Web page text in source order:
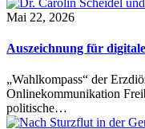
Mai 22, 2026
Auszeichnung für
„Wahlkompass“ der
Onlinekommunikation
politische…